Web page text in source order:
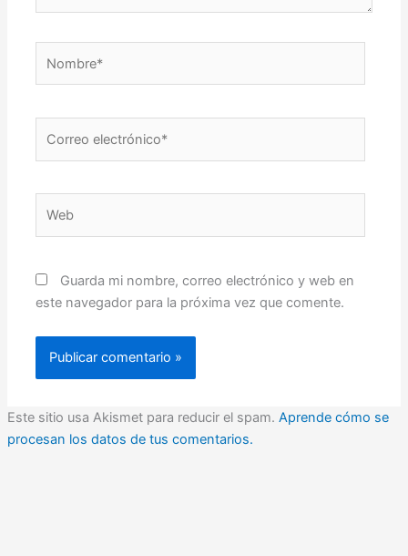
electrónico*
Guarda mi nombre, correo electrónico y web en
este navegador para la próxima vez que comente.
Este sitio usa Akismet para reducir el spam. Aprende cómo se
procesan los datos de tus comentarios.